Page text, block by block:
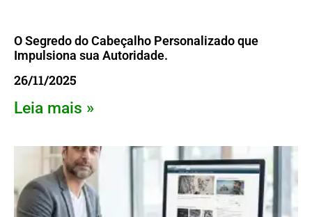
O Segredo do Cabeçalho Personalizado que
Impulsiona sua Autoridade.
26/11/2025
Leia mais »